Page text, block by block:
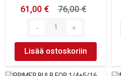
61,00 €
76,00 €
Lisää ostoskoriin